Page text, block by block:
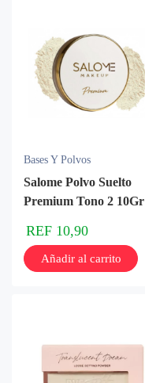
Bases Y Polvos
Salome Polvo Suelto
Premium Tono 2 10Gr
REF 10,90
Añadir al carrito